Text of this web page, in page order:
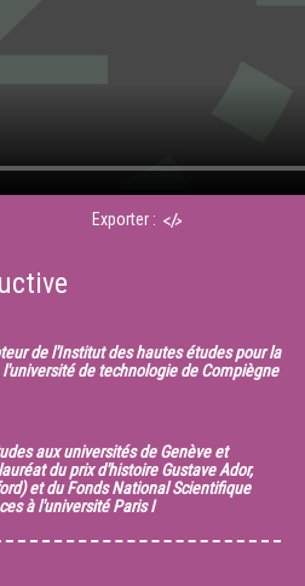
Exporter :
de l'Institut des hautes études pour la
de technologie de Compiègne
aux universités de Genève et
du prix d'histoire Gustave Ador,
et du Fonds National Scientifique
à l'université Paris I